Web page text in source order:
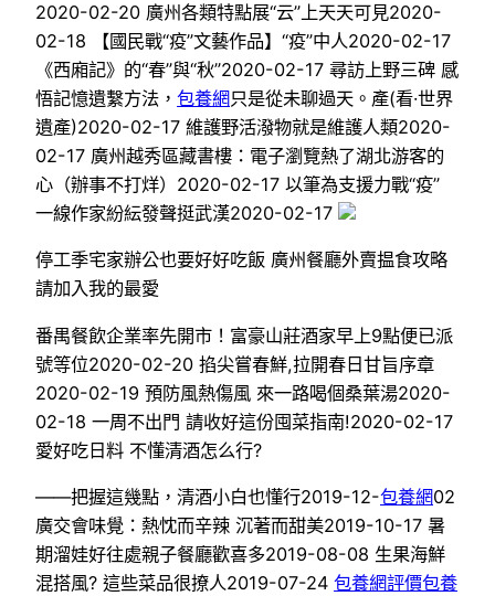
2020-02-20 廣州各類特點展“云”上天天可見2020-
02-18 【國民戰“疫”文藝作品】“疫”中人2020-02-17
《西廂記》的“春”與“秋”2020-02-17 尋訪上野三碑 感
悟記憶遺繫方法， 包養網只是從未聊過天。產(看·世界
遺產)2020-02-17 維護野活潑物就是維護人類2020-
02-17 廣州越秀區藏書樓：電子瀏覽熱了湖北游客的
心（辦事不打烊）2020-02-17 以筆為支援力戰“疫”
一線作家紛紜發聲挺武漢2020-02-17
停工季宅家辦公也要好好吃飯 廣州餐廳外賣揾食攻略
請加入我的最愛
番禺餐飲企業率先開市！富豪山莊酒家早上9點便已派
號等位2020-02-20 掐尖嘗春鮮,拉開春日甘旨序章
2020-02-19 預防風熱傷風 來一路喝個桑葉湯2020-
02-18 一周不出門 請收好這份囤菜指南!2020-02-17
愛好吃日料 不懂清酒怎么行?
——把握這幾點，清酒小白也懂行2019-12-包養網02
廣交會味覺：熱忱而辛辣 沉著而甜美2019-10-17 暑
期溜娃好往處親子餐廳歡喜多2019-08-08 生果海鮮
混搭風? 這些菜品很撩人2019-07-24 包養網評價包養